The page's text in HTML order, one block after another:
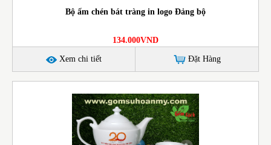
Bộ ấm chén bát tràng in logo Đảng bộ
134.000VND
Xem chi tiết Đặt Hàng